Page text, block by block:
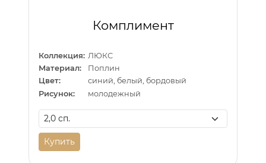
Комплимент
Коллекция: ЛЮКС
Материал:
Поплин
Цвет:
синий, белый, бордовый
Рисунок:
молодежный
Купить